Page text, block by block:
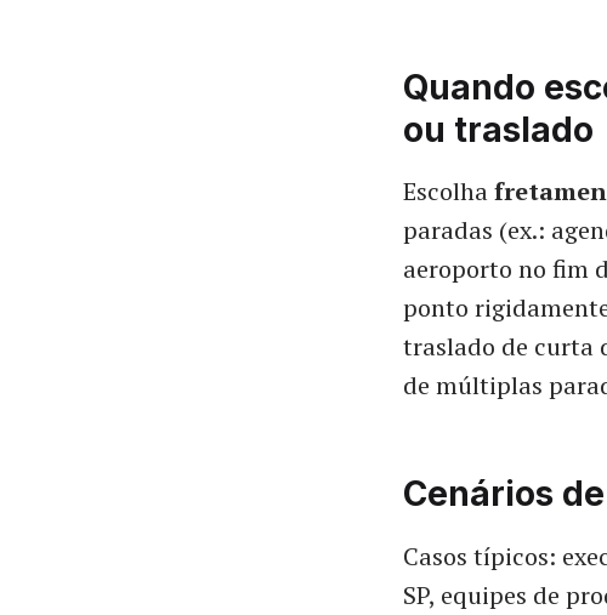
Quando
ou traslado
Escolha
paradas (ex.:
aeroporto no fim
ponto
traslado de curta
de múltiplas
Cenários
Casos típicos:
SP, equipes de